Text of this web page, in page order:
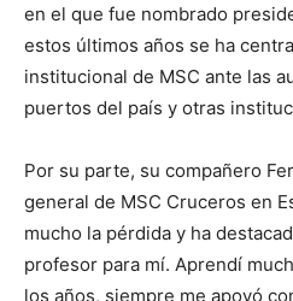
en el que fue nombrado
estos últimos años se ha
institucional de MSC ante las
puertos del país y otras
Por su parte, su compañero
general de MSC Cruceros en
mucho la pérdida y ha
profesor para mí. Aprendí
los años, siempre me apoyó